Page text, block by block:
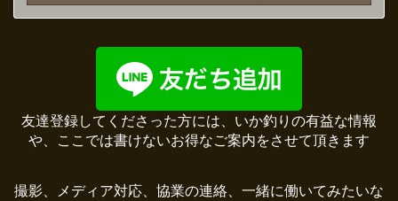
友達登録してくださった方には、いか釣りの有益な情報
や、ここでは書けないお得なご案内をさせて頂きます
撮影、メディア対応、協業の連絡、一緒に働いてみたいな